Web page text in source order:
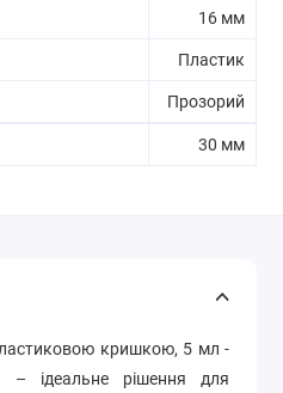
16 мм
Пластик
Прозорий
30 мм
кришкою, 5 мл -
– ідеальне рішення для